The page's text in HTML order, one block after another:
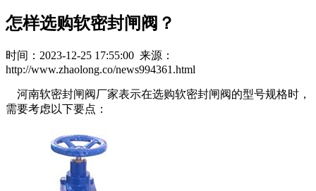
怎样选购软密封闸阀？
时间：2023-12-25 17:55:00 来源：
http://www.zhaolong.co/news994361.html
河南软密封闸阀厂家表示在选购软密封闸阀的型号规格时，
需要考虑以下要点：